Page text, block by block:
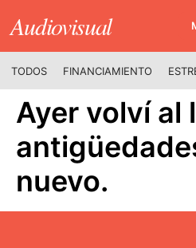
Audiovisual
TODOS FINANCIAMIENTO
Ayer volví al
nuevo.